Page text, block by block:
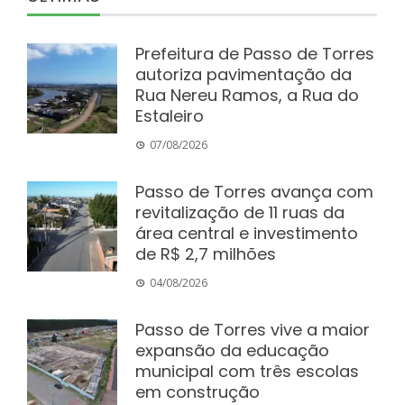
Prefeitura de Passo de Torres
autoriza pavimentação da
Rua Nereu Ramos, a Rua do
Estaleiro
07/08/2026
Passo de Torres avança com
revitalização de 11 ruas da
área central e investimento
de R$ 2,7 milhões
04/08/2026
Passo de Torres vive a maior
expansão da educação
municipal com três escolas
em construção